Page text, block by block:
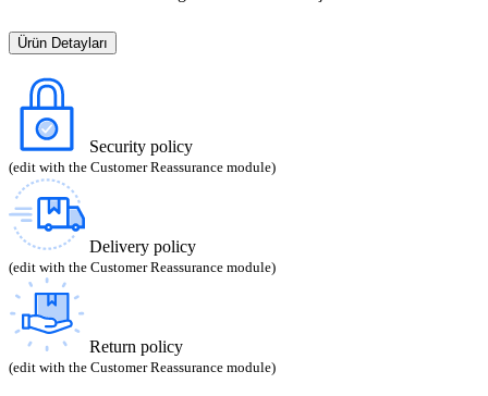
Ürün Detayları
Security policy
(edit with the Customer Reassurance module)
Delivery policy
(edit with the Customer Reassurance module)
Return policy
(edit with the Customer Reassurance module)